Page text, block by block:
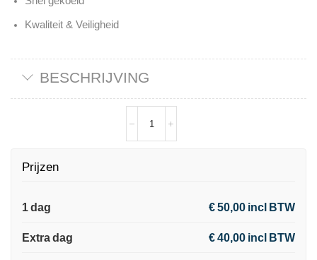
Kwaliteit & Veiligheid
BESCHRIJVING
Prijzen
1 dag € 50,00 incl BTW
Extra dag € 40,00 incl BTW